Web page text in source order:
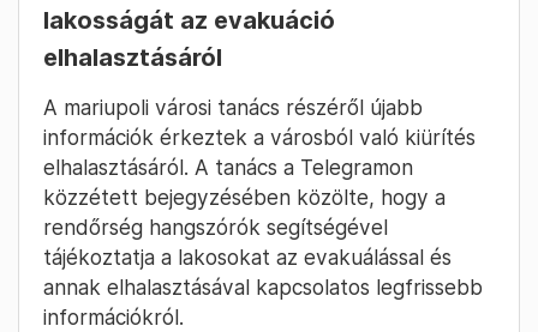
lakosságát az evakuáció
elhalasztásáról
A mariupoli városi tanács részéről újabb
információk érkeztek a városból való kiürítés
elhalasztásáról. A tanács a Telegramon
közzétett bejegyzésében közölte, hogy a
rendőrség hangszórók segítségével
tájékoztatja a lakosokat az evakuálással és
annak elhalasztásával kapcsolatos legfrissebb
információkról.